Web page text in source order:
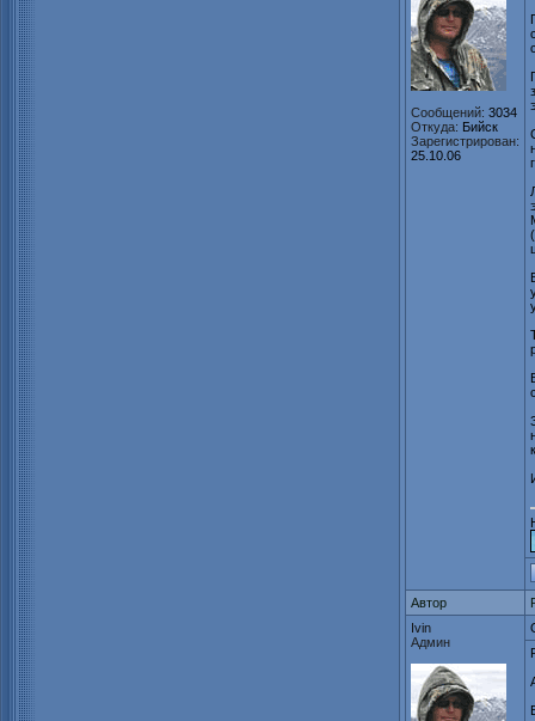
Сообщений: 3034
Откуда: Бийск
Зарегистрирован:
25.10.06
Автор
Ivin
Админ